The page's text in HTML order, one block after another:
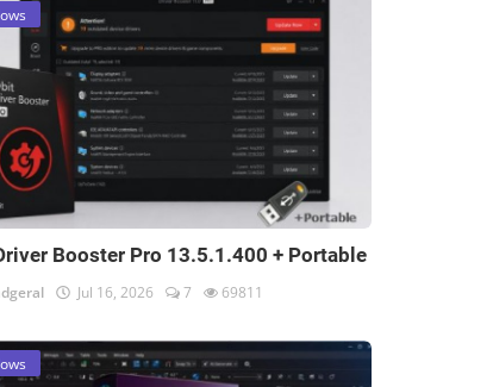
Booster Pro 13.5.1.400 + Portable
Jul 16, 2026 7 69811